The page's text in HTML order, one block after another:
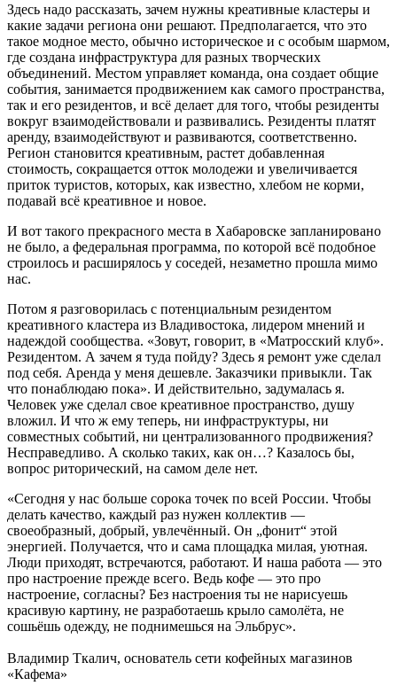
Здесь надо рассказать, зачем нужны креативные кластеры и
какие задачи региона они решают. Предполагается, что это
такое модное место, обычно историческое и с особым шармом,
где создана инфраструктура для разных творческих
объединений. Местом управляет команда, она создает общие
события, занимается продвижением как самого пространства,
так и его резидентов, и всё делает для того, чтобы резиденты
вокруг взаимодействовали и развивались. Резиденты платят
аренду, взаимодействуют и развиваются, соответственно.
Регион становится креативным, растет добавленная
стоимость, сокращается отток молодежи и увеличивается
приток туристов, которых, как известно, хлебом не корми,
подавай всё креативное и новое.
И вот такого прекрасного места в Хабаровске запланировано
не было, а федеральная программа, по которой всё подобное
строилось и расширялось у соседей, незаметно прошла мимо
нас.
Потом я разговорилась с потенциальным резидентом
креативного кластера из Владивостока, лидером мнений и
надеждой сообщества. «Зовут, говорит, в «Матросский клуб».
Резидентом. А зачем я туда пойду? Здесь я ремонт уже сделал
под себя. Аренда у меня дешевле. Заказчики привыкли. Так
что понаблюдаю пока». И действительно, задумалась я.
Человек уже сделал свое креативное пространство, душу
вложил. И что ж ему теперь, ни инфраструктуры, ни
совместных событий, ни централизованного продвижения?
Несправедливо. А сколько таких, как он…? Казалось бы,
вопрос риторический, на самом деле нет.
«Сегодня у нас больше сорока точек по всей России. Чтобы
делать качество, каждый раз нужен коллектив —
своеобразный, добрый, увлечённый. Он „фонит“ этой
энергией. Получается, что и сама площадка милая, уютная.
Люди приходят, встречаются, работают. И наша работа — это
про настроение прежде всего. Ведь кофе — это про
настроение, согласны? Без настроения ты не нарисуешь
красивую картину, не разработаешь крыло самолёта, не
сошьёшь одежду, не поднимешься на Эльбрус».
Владимир Ткалич, основатель сети кофейных магазинов
«Кафема»